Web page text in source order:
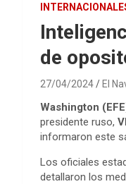
de
27/04/2024 El
Washington
presidente ruso,
informaron este
Los oficiales
detallaron los